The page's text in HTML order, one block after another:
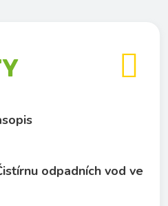
odpadních vod ve
